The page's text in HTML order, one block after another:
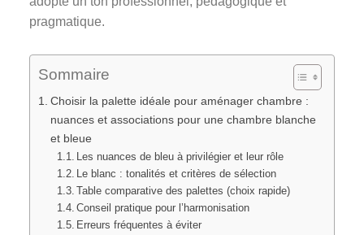
pragmatique.
Sommaire
Choisir la palette idéale pour aménager chambre :
nuances et associations pour une chambre blanche
et bleue
Les nuances de bleu à privilégier et leur rôle
Le blanc : tonalités et critères de sélection
Table comparative des palettes (choix rapide)
Conseil pratique pour l’harmonisation
Erreurs fréquentes à éviter